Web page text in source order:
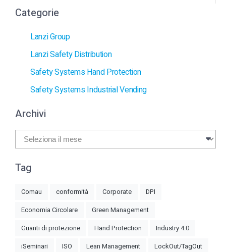
Categorie
Lanzi Group
Lanzi Safety Distribution
Safety Systems Hand Protection
Safety Systems Industrial Vending
Archivi
Archivi
Tag
Comau conformità Corporate
DPI
Economia Circolare
Green Management
Guanti di protezione
Hand Protection
Industry 4.0
iSeminari
ISO Lean Management
LockOut/TagOut